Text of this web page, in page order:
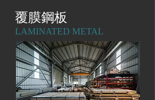
覆膜鋼板
LAMINATED METAL